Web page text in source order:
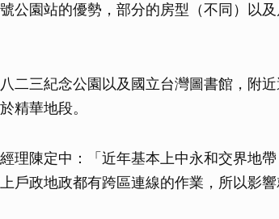
公園站的優勢，部分的房型（不同）以
二三紀念公園以及國立台灣圖書館，附
精華地段。
理陳定中：「近年基本上中永和交界地
戶政地政都有跨區連線的作業，所以影響